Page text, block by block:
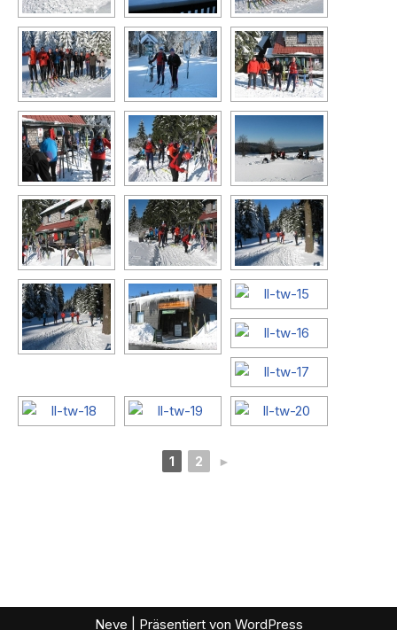
1 2 ►
Neve | Präsentiert von WordPress